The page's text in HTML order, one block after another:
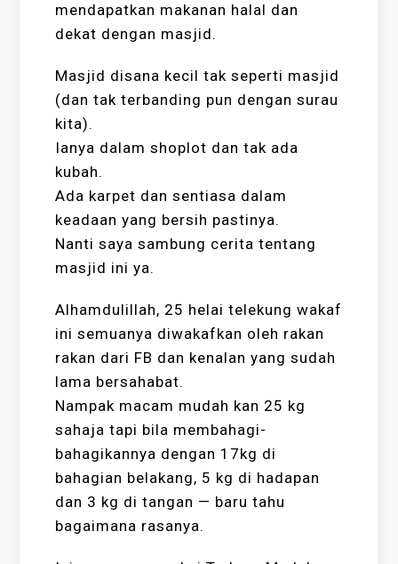
mendapatkan makanan halal dan
dekat dengan masjid.
Masjid disana kecil tak seperti masjid
(dan tak terbanding pun dengan surau
kita).
Ianya dalam shoplot dan tak ada
kubah.
Ada karpet dan sentiasa dalam
keadaan yang bersih pastinya.
Nanti saya sambung cerita tentang
masjid ini ya.
Alhamdulillah, 25 helai telekung wakaf
ini semuanya diwakafkan oleh rakan
rakan dari FB dan kenalan yang sudah
lama bersahabat.
Nampak macam mudah kan 25 kg
sahaja tapi bila membahagi-
bahagikannya dengan 17kg di
bahagian belakang, 5 kg di hadapan
dan 3 kg di tangan — baru tahu
bagaimana rasanya.